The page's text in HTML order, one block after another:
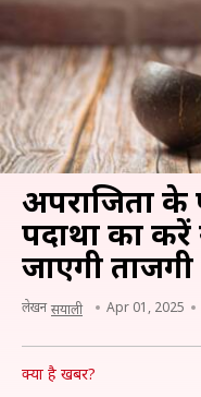
अपराजिता
पदार्थों का
जाएगी ताजगी
लेखन सयाली Apr 01, 2025
क्या है खबर?